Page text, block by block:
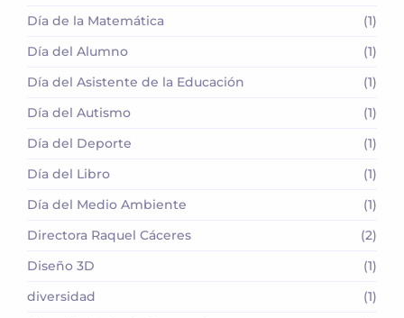
Día de la Matemática
(1)
Día del Alumno
(1)
Día del Asistente de la Educación
(1)
Día del Autismo
(1)
Día del Deporte
(1)
Día del Libro
(1)
Día del Medio Ambiente
(1)
Directora Raquel Cáceres
(2)
Diseño 3D
(1)
diversidad
(1)